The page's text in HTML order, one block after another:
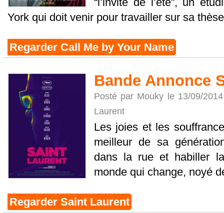
York qui doit venir pour travailler sur sa
Regarder Call Me by Your Name
Bande Annonce
Posté par Mouky le 13/09/
Laurent
Les joies et les
meilleur de sa
dans la rue et habiller
monde qui change, noyé
Regarder Saint Laurent